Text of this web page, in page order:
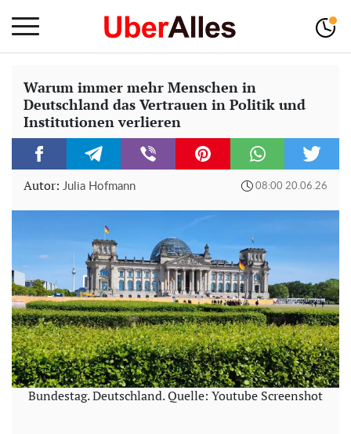
Warum immer mehr Menschen in
Deutschland das Vertrauen in Politik und
Institutionen verlieren
Autor: Julia Hofmann 08:00 20.06.26
Bundestag. Deutschland. Quelle: Youtube Screenshot